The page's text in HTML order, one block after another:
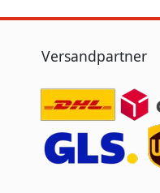
Versandpartner